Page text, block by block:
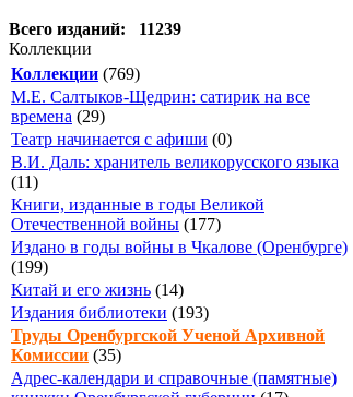
Всего изданий: 11239
Коллекции
Коллекции (769)
М.Е. Салтыков-Щедрин: сатирик на все
времена (29)
Театр начинается с афиши (0)
В.И. Даль: хранитель великорусского языка
(11)
Книги, изданные в годы Великой
Отечественной войны (177)
Издано в годы войны в Чкалове (Оренбурге)
(199)
Китай и его жизнь (14)
Издания библиотеки (193)
Труды Оренбургской Ученой Архивной
Комиссии (35)
Адрес-календари и справочные (памятные)